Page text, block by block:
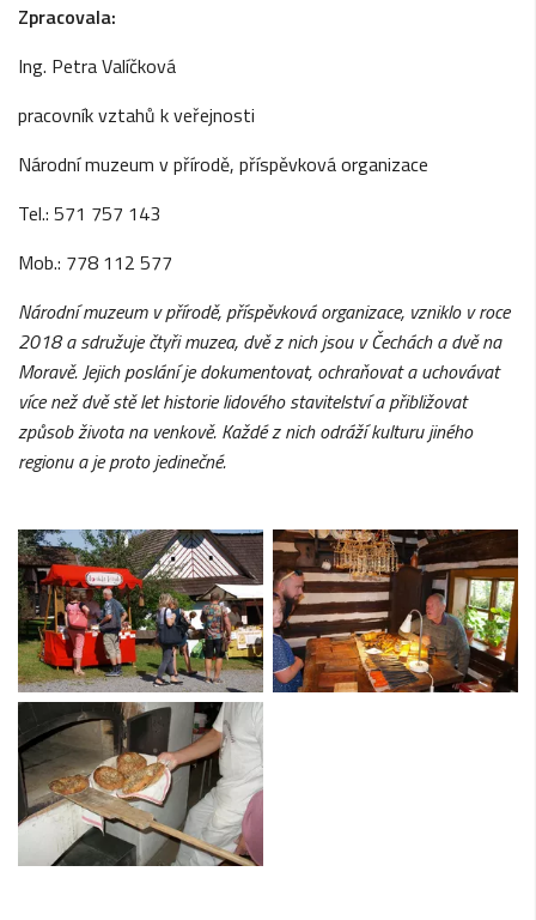
Zpracovala:
Ing. Petra Valíčková
pracovník vztahů k veřejnosti
Národní muzeum v přírodě, příspěvková organizace
Tel.: 571 757 143
Mob.: 778 112 577
Národní muzeum v přírodě, příspěvkováorganizace, vzniklo v roce
2018 a sdružuje čtyři muzea, dvě z nich jsou v Čechách a dvěna
Moravě. Jejich poslání je dokumentovat, ochraňovat a uchovávat
více než dvě stě let historie lidového stavitelství a přibližovat
způsob života na venkově. Každé z nich odrážíkulturu jiného
regionu a je proto jedinečné.